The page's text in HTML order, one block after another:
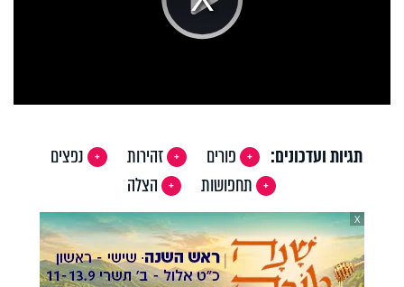
Play
Video
תגיות ועדכונים: פורים זהירות
נפצים
תחפושות
הצלה
X